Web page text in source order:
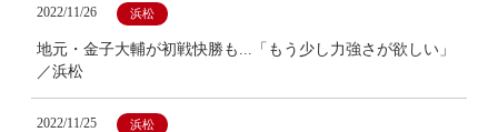
2022/11/26 浜松
地元・金子大輔が初戦快勝も...「もう少し力強さが欲しい」
／浜松
2022/11/25 浜松